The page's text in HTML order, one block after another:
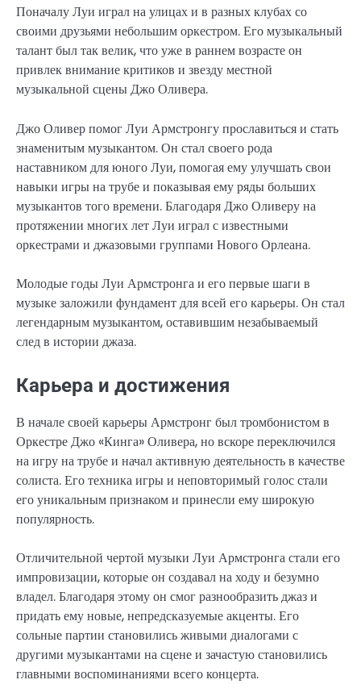
Поначалу Луи играл на улицах и в разных клубах со
своими друзьями небольшим оркестром. Его музыкальный
талант был так велик, что уже в раннем возрасте он
привлек внимание критиков и звезду местной
музыкальной сцены Джо Оливера.
Джо Оливер помог Луи Армстронгу прославиться и стать
знаменитым музыкантом. Он стал своего рода
наставником для юного Луи, помогая ему улучшать свои
навыки игры на трубе и показывая ему ряды больших
музыкантов того времени. Благодаря Джо Оливеру на
протяжении многих лет Луи играл с известными
оркестрами и джазовыми группами Нового Орлеана.
Молодые годы Луи Армстронга и его первые шаги в
музыке заложили фундамент для всей его карьеры. Он стал
легендарным музыкантом, оставившим незабываемый
след в истории джаза.
Карьера и достижения
В начале своей карьеры Армстронг был тромбонистом в
Оркестре Джо «Кинга» Оливера, но вскоре переключился
на игру на трубе и начал активную деятельность в качестве
солиста. Его техника игры и неповторимый голос стали
его уникальным признаком и принесли ему широкую
популярность.
Отличительной чертой музыки Луи Армстронга стали его
импровизации, которые он создавал на ходу и безумно
владел. Благодаря этому он смог разнообразить джаз и
придать ему новые, непредсказуемые акценты. Его
сольные партии становились живыми диалогами с
другими музыкантами на сцене и зачастую становились
главными воспоминаниями всего концерта.